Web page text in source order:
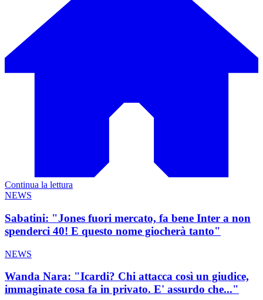
Continua la lettura
NEWS
Sabatini: "Jones fuori mercato, fa bene Inter a non
spenderci 40! E questo nome giocherà tanto"
NEWS
Wanda Nara: "Icardi? Chi attacca così un giudice,
immaginate cosa fa in privato. E' assurdo che..."